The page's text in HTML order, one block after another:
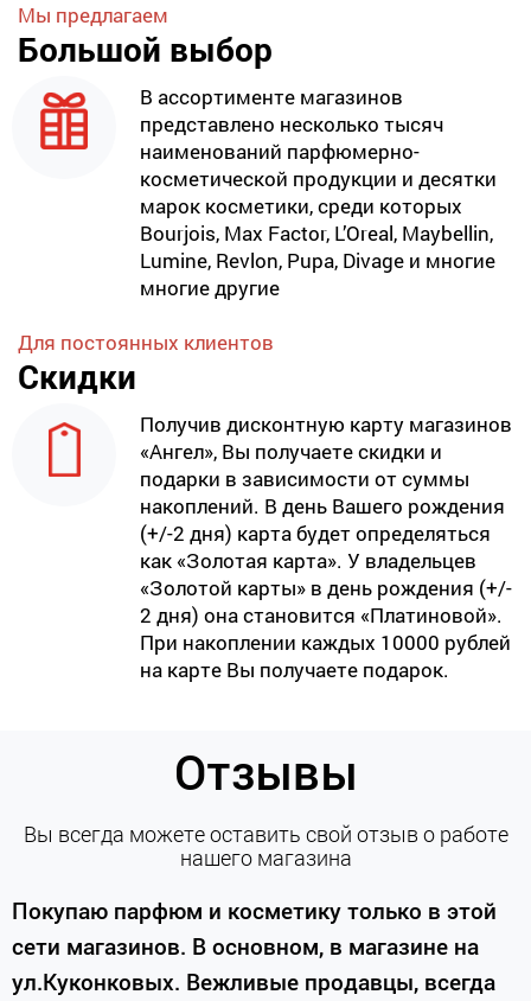
Мы предлагаем
Большой выбор
В ассортименте магазинов
представлено несколько тысяч
наименований парфюмерно-
косметической продукции и десятки
марок косметики, среди которых
Bourjois, Max Factor, L’Oreal, Maybellin,
Lumine, Revlon, Pupa, Divage и многие
многие другие
Для постоянных клиентов
Скидки
Получив дисконтную карту магазинов
«Ангел», Вы получаете скидки и
подарки в зависимости от суммы
накоплений. В день Вашего рождения
(+/-2 дня) карта будет определяться
как «Золотая карта». У владельцев
«Золотой карты» в день рождения (+/-
2 дня) она становится «Платиновой».
При накоплении каждых 10000 рублей
на карте Вы получаете подарок.
Отзывы
Вы всегда можете оставить свой отзыв о работе
нашего магазина
Покупаю парфюм и косметику только в этой
сети магазинов. В основном, в магазине на
ул.Куконковых. Вежливые продавцы, всегда